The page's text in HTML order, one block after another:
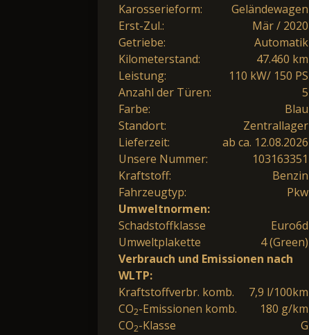
Karosserieform:
Geländewagen
Erst-Zul.:
Mär / 2020
Getriebe:
Automatik
Kilometerstand:
47.460 km
Leistung:
110 kW/ 150 PS
Anzahl der Türen:
5
Farbe:
Blau
Standort:
Zentrallager
Lieferzeit:
ab ca. 12.08.2026
Unsere Nummer:
103163351
Kraftstoff:
Benzin
Fahrzeugtyp:
Pkw
Umweltnormen:
Schadstoffklasse
Euro6d
Umweltplakette
4 (Green)
Verbrauch und Emissionen nach
WLTP:
Kraftstoffverbr. komb.
7,9 l/100km
CO2-Emissionen komb.
180 g/km
CO2-Klasse G